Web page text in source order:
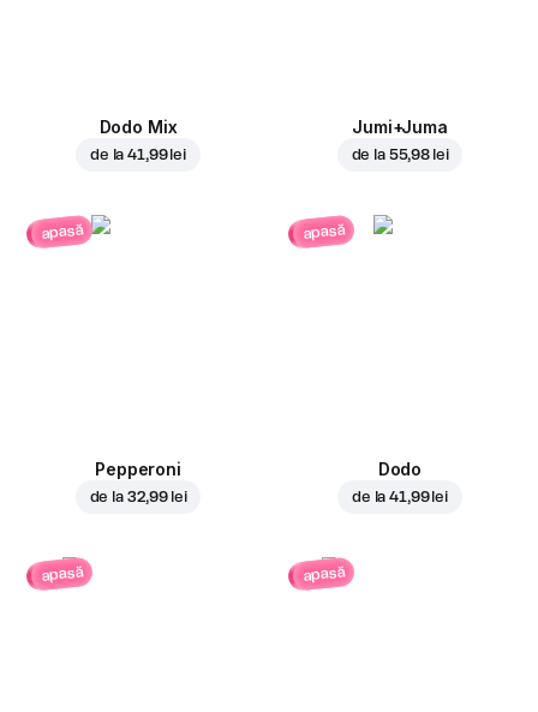
Dodo Mix
de la41,99 lei
Jumi+Juma
de la 55,98 lei
apasă
Pepperoni
de la 32,99 lei
apasă
Dodo
de la41,99 lei
apasă apasă